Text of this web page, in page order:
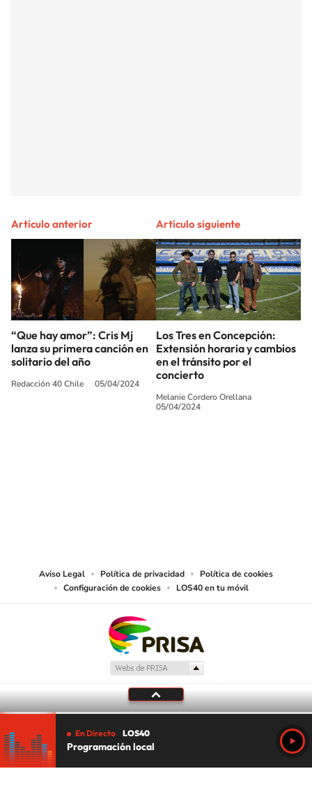
Artículo anterior
“Que hay amor”: Cris Mj
lanza su primera canción en
solitario del año
Redacción 40 Chile 05/04/2024
Artículo siguiente
Los Tres en Concepción:
Extensión horaria y cambios
en el tránsito por el
concierto
Melanie Cordero Orellana
05/04/2024
Aviso Legal Política de privacidad
Política de cookies
Configuración de cookies
LOS40 en tu móvil
En Directo LOS40
Programación local